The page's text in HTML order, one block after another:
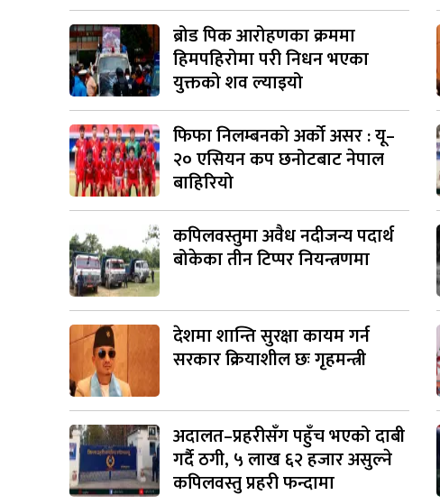
ब्रोड पिक आरोहणका क्रममा
हिमपहिरोमा परी निधन भएका
युक्तको शव ल्याइयो
फिफा निलम्बनको अर्को असर : यू–
२० एसियन कप छनोटबाट नेपाल
बाहिरियो
कपिलवस्तुमा अवैध नदीजन्य पदार्थ
बोकेका तीन टिप्पर नियन्त्रणमा
देशमा शान्ति सुरक्षा कायम गर्न
सरकार क्रियाशील छः गृहमन्त्री
अदालत–प्रहरीसँग पहुँच भएको दाबी
गर्दै ठगी, ५ लाख ६२ हजार असुल्ने
कपिलवस्तु प्रहरी फन्दामा